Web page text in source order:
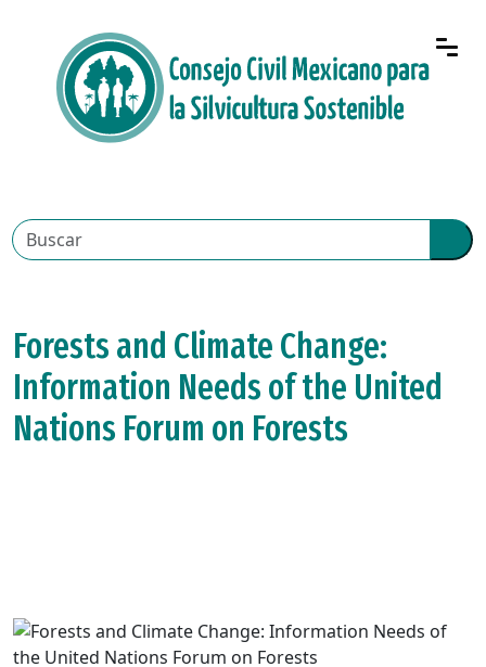
Forests and Climate Change:
Information Needs of the United
Nations Forum on Forests